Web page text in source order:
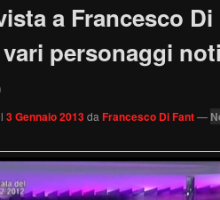
a Francesco
personaggi
3 Gennaio 2013da Francesco Di Fant—